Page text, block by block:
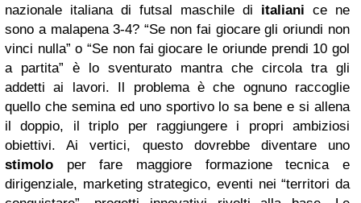
nazionale italiana di futsal maschile di italiani ce ne
sono a malapena 3-4? “Se non fai giocare gli oriundi non
vinci nulla” o “Se non fai giocare le oriunde prendi 10 gol
a partita” è lo sventurato mantra che circola tra gli
addetti ai lavori. Il problema è che ognuno raccoglie
quello che semina ed uno sportivo lo sa bene e si allena
il doppio, il triplo per raggiungere i propri ambiziosi
obiettivi. Ai vertici, questo dovrebbe diventare uno
stimolo per fare maggiore formazione tecnica e
dirigenziale, marketing strategico, eventi nei “territori da